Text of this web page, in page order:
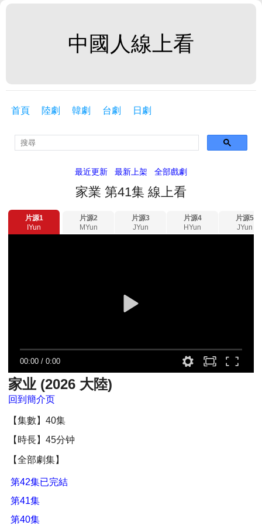
中國人線上看
首頁 陸劇 韓劇 台劇 日劇
最近更新 最新上架 全部戲劇
家業 第41集 線上看
片源1
IYun
片源2
MYun
片源3
JYun
片源4
HYun
片源5
JYun
00:00 /0:00
家业 (2026 大陸)
回到簡介页
【集數】40集
【時長】45分钟
【全部劇集】
第42集已完結
第41集
第40集